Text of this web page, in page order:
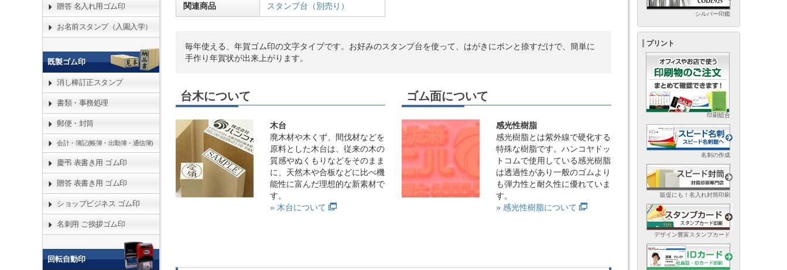
関連商品 スタンプ台（別売り）
毎年使える、年賀ゴム印の文字タイプです。お好みのスタンプ台を使って、はがきにポンと捺すだけで、簡単に
手作り年賀状が出来上がります。
台木について
木台
廃木材や木くず、間伐材などを
原料とした木台は、従来の木の
質感やぬくもりなどをそのまま
に、天然木や合板などに比べ機
能性に富んだ理想的な新素材で
す。
» 木台について
ゴム面について
感光性樹脂
感光樹脂とは紫外線で硬化する
特殊な樹脂です。ハンコヤドッ
トコムで使用している感光樹脂
は透過性があり一般のゴムより
も弾力性と耐久性に優れていま
す。
» 感光性樹脂について
贈答 名入れ用ゴム印
お名前スタンプ（入園入学）
既製ゴム印
消し棒訂正スタンプ
書類・事務処理
郵便・封筒
会計・簿記(帳簿・出勤簿・通信簿)
慶弔 表書き用 ゴム印
贈答 表書き用 ゴム印
ショップビジネス ゴム印
名刺用 ご挨拶ゴム印
回転自動印
シルバー印鑑
プリント
印刷総合
名刺の作成
販促にも！名入れ封筒印刷
デザイン豊富スタンプカード